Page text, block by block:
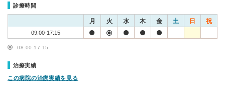
診療時間
月 火 水 木 金 土 日 祝
09:00-17:15
08:00-17:15
治療実績
この病院の治療実績を見る